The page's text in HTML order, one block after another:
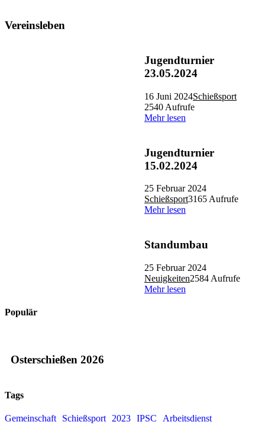
Vereinsleben
Jugendturnier
23.05.2024
16 Juni 2024Schießsport
2540 Aufrufe
Mehr lesen
Jugendturnier
15.02.2024
25 Februar 2024
Schießsport3165 Aufrufe
Mehr lesen
Standumbau
25 Februar 2024
Neuigkeiten2584 Aufrufe
Mehr lesen
Populär
Osterschießen 2026
Tags
Gemeinschaft Schießsport 2023 IPSC
Arbeitsdienst